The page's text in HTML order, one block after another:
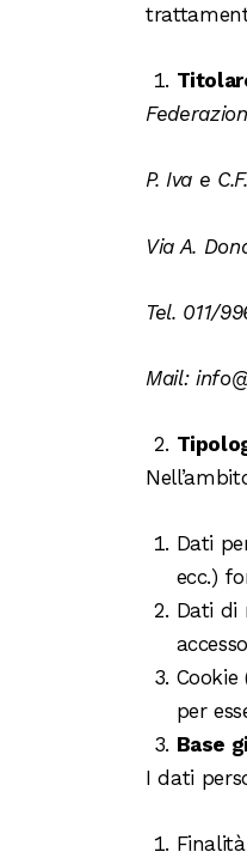
P. Iva e
Via A.
Tel. 011/
Mail:
Dati
ecc.)
Dati di
per
Base
I dati